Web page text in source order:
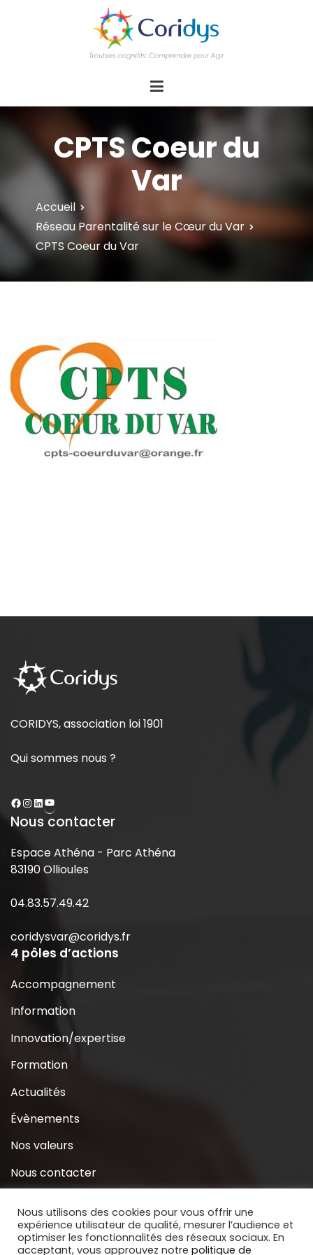
d'actions Information Accompagnement
Innovation/E­xpertise Formations autour des
troubles cognitifs dys ou acquis
CPTS Coeur du
Var
Accueil
Réseau Parentalité sur le Cœur du Var
CPTS Coeur du Var
CORIDYS, association loi 1901
Qui sommes nous ?
Nous contacter
Espace Athéna - Parc Athéna
83190 Ollioules
04.83.57.49.42
coridysvar@coridys.fr
4 pôles d’actions
Accompagnement
Information
Innovation/expertise
Formation
Actualités
Évènements
Nos valeurs
Nous contacter
S’inscrire à la Newsletter
Nous utilisons des cookies pour vous offrir une
expérience utilisateur de qualité, mesurer l’audience et
optimiser les fonctionnalités des réseaux sociaux. En
acceptant, vous approuvez notre politique de